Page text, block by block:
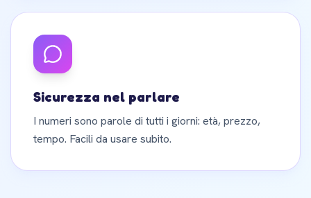
Sicurezza nel parlare
I numeri sono parole di tutti i giorni: età, prezzo,
tempo. Facili da usare subito.